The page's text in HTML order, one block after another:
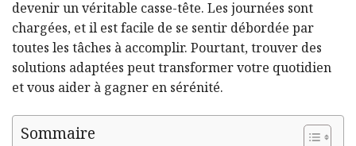
devenir un véritable casse-tête. Les journées sont
chargées, et il est facile de se sentir débordée par
toutes les tâches à accomplir. Pourtant, trouver des
solutions adaptées peut transformer votre quotidien
et vous aider à gagner en sérénité.
Sommaire